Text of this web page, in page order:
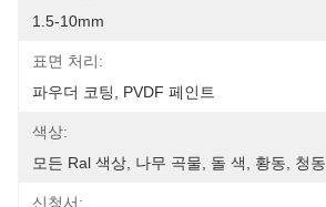
1.5-10mm
표면 처리:
파우더 코팅, PVDF 페인트
색상:
모든 Ral 색상, 나무 곡물, 돌 색, 황동, 청동
신청서: